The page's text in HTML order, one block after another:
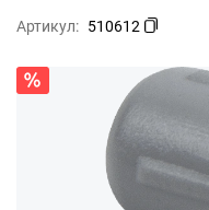
Артикул: 510612